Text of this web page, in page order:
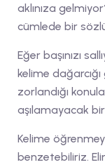
aklınıza
cümlede bir
Eğer başınızı
kelime
zorlandığı
aşılamayacak
Kelime
benzetebiliriz.